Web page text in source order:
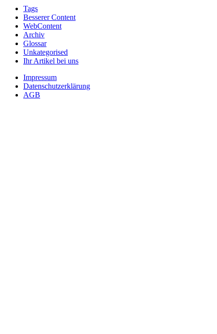
Tags
Besserer Content
WebContent
Archiv
Glossar
Unkategorised
Ihr Artikel bei uns
Impressum
Datenschutzerklärung
AGB